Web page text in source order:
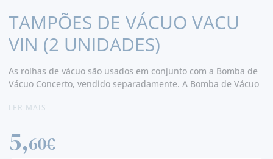
TAMPÕES DE VÁCUO VACU
VIN (2 UNIDADES)
As rolhas de vácuo são usados em conjunto com a Bomba de
Vácuo Concerto, vendido separadamente. A Bomba de Vácuo
de oxidação que torna possível desfrutar o seu vinho por um
LER MAIS
5,60€